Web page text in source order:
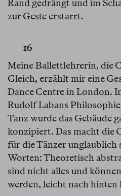
Rand gedrängt und im
zur Geste erstarrt.
16
Meine Ballettlehrerin, die
Gleich, erzählt mir eine
Dance Centre in London.
Rudolf Labans
Tanz wurde das Gebäude
konzipiert. Das macht die
für die Tänzer unglaublich
Worten: Theoretisch
sind nicht alles und
werden, leicht nach hinten